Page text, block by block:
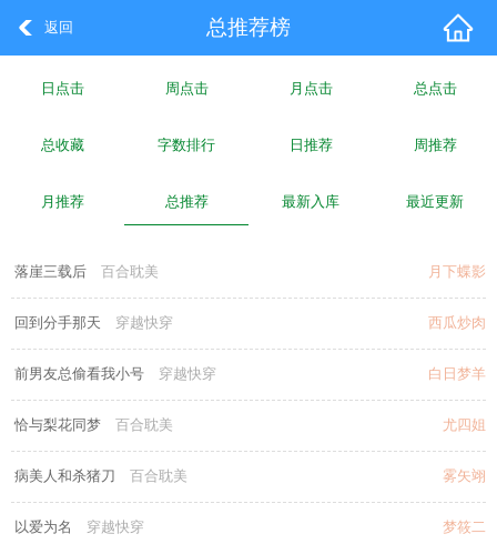
返回 总推荐榜
日点击 周点击 月点击 总点击
总收藏 字数排行 日推荐 周推荐
月推荐 总推荐 最新入库 最近更新
落崖三载后 百合耽美 月下蝶影
回到分手那天 穿越快穿 西瓜炒肉
前男友总偷看我小号 穿越快穿 白日梦羊
恰与梨花同梦 百合耽美 尤四姐
病美人和杀猪刀 百合耽美 雾矢翊
以爱为名 穿越快穿 梦筱二